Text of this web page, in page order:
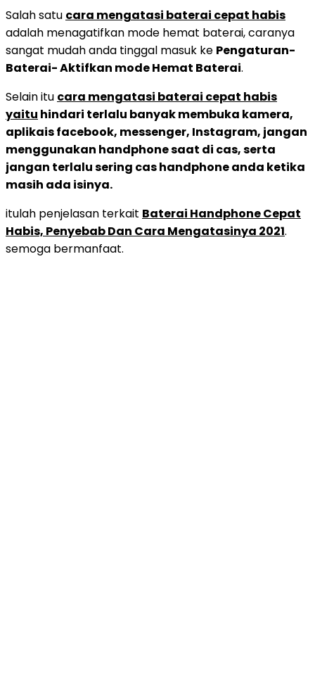
Salah satu cara mengatasi baterai cepat habis
adalah menagatifkan mode hemat baterai, caranya
sangat mudah anda tinggal masuk ke Pengaturan-
Baterai- Aktifkan mode Hemat Baterai.
Selain itu cara mengatasi baterai cepat habis
yaitu hindari terlalu banyak membuka kamera,
aplikais facebook, messenger, Instagram, jangan
menggunakan handphone saat di cas, serta
jangan terlalu sering cas handphone anda ketika
masih ada isinya.
itulah penjelasan terkait Baterai Handphone Cepat
Habis, Penyebab Dan Cara Mengatasinya 2021.
semoga bermanfaat.